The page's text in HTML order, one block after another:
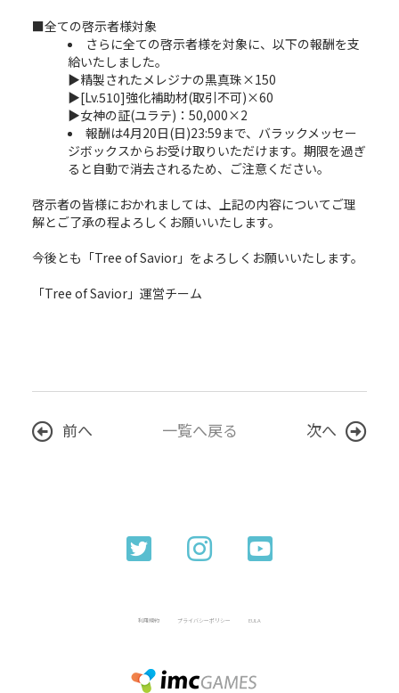
■全ての啓示者様対象
さらに全ての啓示者様を対象に、以下の報酬を支
給いたしました。
▶精製されたメレジナの黒真珠×150
▶[Lv.510]強化補助材(取引不可)×60
▶女神の証(ユラテ)：50,000×2
報酬は4月20日(日)23:59まで、バラックメッセー
ジボックスからお受け取りいただけます。期限を過ぎ
ると自動で消去されるため、ご注意ください。
啓示者の皆様におかれましては、上記の内容についてご理
解とご了承の程よろしくお願いいたします。
今後とも「Tree of Savior」をよろしくお願いいたします。
「Tree of Savior」運営チーム
前へ 一覧へ戻る 次へ
利用規約 プライバシーポリシー EULA